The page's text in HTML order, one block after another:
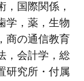
，国際関係，
学，薬，生物
商の通信教育
，会計学，総
研究所・付属